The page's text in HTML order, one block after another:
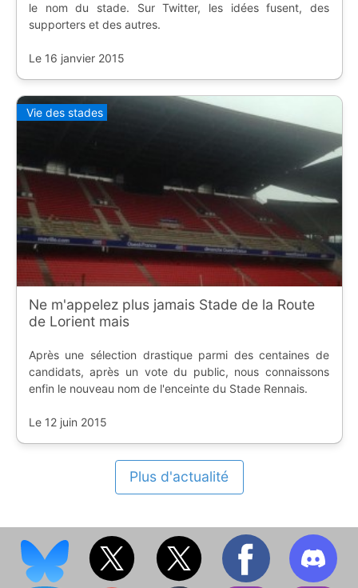
le nom du stade. Sur Twitter, les idées fusent, des
supporters et des autres.
Le 16 janvier 2015
Vie des stades
Ne m'appelez plus jamais Stade de la Route
de Lorient mais
Après une sélection drastique parmi des centaines de
candidats, après un vote du public, nous connaissons
enfin le nouveau nom de l'enceinte du Stade Rennais.
Le 12 juin 2015
Plus d'actualité